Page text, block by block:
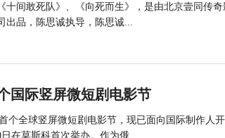
十间敢死队》、《向死而生》，是由北京壹同传
出品，陈思诚执导，陈思诚...
国际竖屏微短剧电影节
个全球竖屏微短剧电影节，现已面向国际制作人
在莫斯科首次举办。作为俄...